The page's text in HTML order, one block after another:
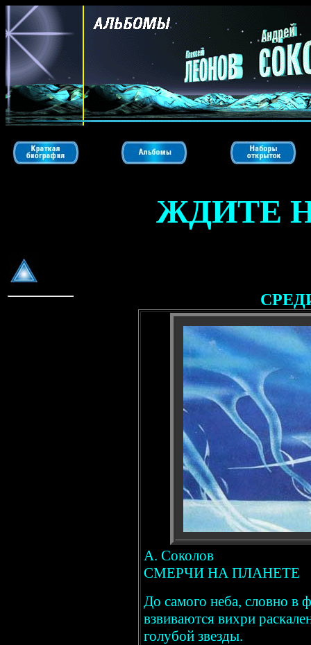
ЖДИТЕ
А. Соколов
СМЕРЧИ НА ПЛАНЕТЕ
До самого неба, словно в
взвиваются вихри
голубой звезды.